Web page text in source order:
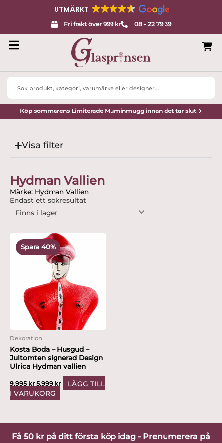
UTMÄRKT
Fri frakt över 999 kr 08 - 22 79 39
Search
Köp sommarens Limiterade Muminmugg innan det tar slut
Visa filter
Hydman Vallien
Märke: Hydman Vallien
Endast ett sökresultat
Spara 40%
Dekoration
Kosta Boda – Husgud –
Jultomten signerad Design
Ulrica Hydman vallien
9,995kr
Det
ursprungliga
var:
9,995 kr.
5,999 kr
Det
nuvarande
priset
är:
5,999 kr.
LÄGG TILL
I VARUKORG
Få 50 kr på ditt första köp idag - Prenumerera på